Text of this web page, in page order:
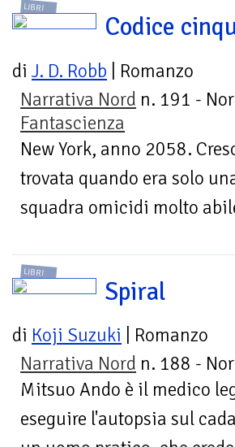
LIBRI
Codice
di J. D. Robb | Romanzo
Narrativa Nord n. 191 -
Fantascienza
New York, anno 2058.
trovata quando era solo
squadra omicidi molto
LIBRI
Spiral
di Koji Suzuki | Romanzo
Narrativa Nord n. 188 -
Mitsuo Ando è il medico
eseguire l'autopsia sul